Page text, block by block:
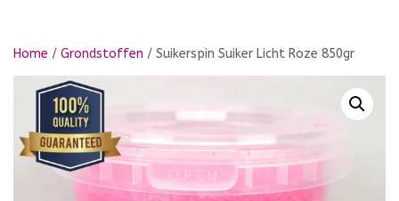
Home / Grondstoffen / Suikerspin Suiker Licht Roze 850gr
🔍